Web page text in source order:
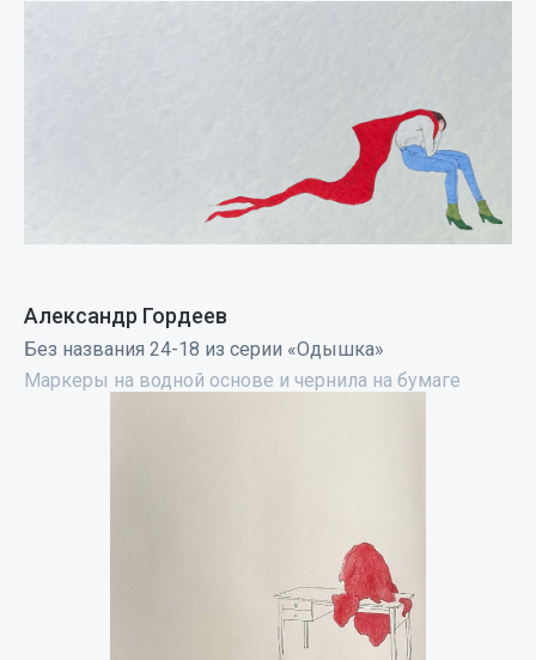
Александр Гордеев
Без названия 24-18 из серии «Одышка»
Маркеры на водной основе и чернила на бумаге